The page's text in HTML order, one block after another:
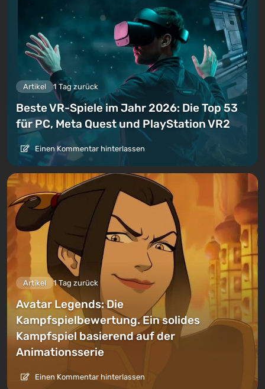
Artikel 1 Tag zurück
Beste VR-Spiele im Jahr 2026: Die Top 53
für PC, Meta Quest und PlayStation VR2
Einen Kommentar hinterlassen
Artikel 1 Tag zurück
Avatar Legends: Die
Kampfspielbewertung. Ein solides
Kampfspiel basierend auf der
Animationsserie
Einen Kommentar hinterlassen